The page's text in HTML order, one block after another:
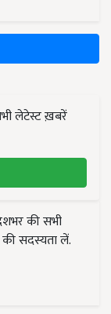
लेटेस्ट ख़बरें
की सभी
सदस्यता लें.